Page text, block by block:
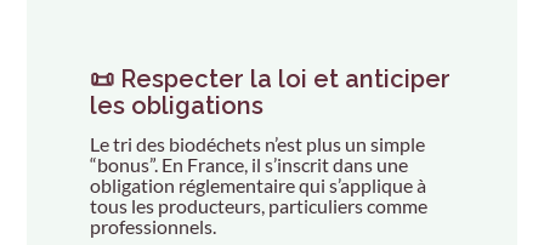
📜 Respecter la loi et anticiper
les obligations
Le tri des biodéchets n’est plus un simple
“bonus”. En France, il s’inscrit dans une
obligation réglementaire qui s’applique à
tous les producteurs, particuliers comme
professionnels.